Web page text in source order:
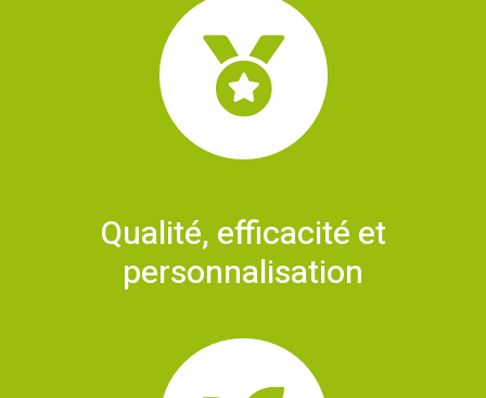
Qualité, efficacité et
personnalisation